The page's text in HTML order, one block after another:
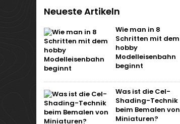
Neueste Artikeln
Wie man in 8
Schritten mit dem
hobby
Modelleisenbahn
beginnt
Was ist die Cel-
Shading-Technik
beim Bemalen von
Miniaturen?